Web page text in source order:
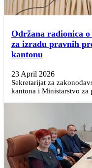
Održana radionica
za izradu pravnih
kantonu
23 April 2026
Sekretarijat za
kantona i Ministarstvo za